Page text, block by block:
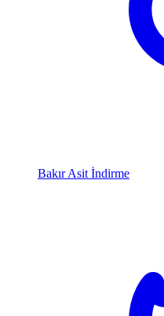
Bakır Asit İndirme